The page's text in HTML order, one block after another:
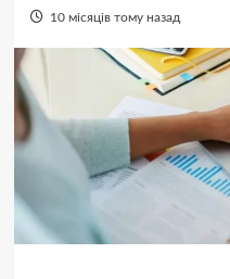
10 місяців тому назад